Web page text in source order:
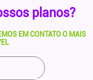
planos?
EM CONTATO O MAIS